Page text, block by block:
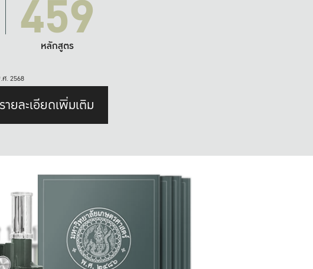
459
หลักสูตร
. 2568
รายละเอียดเพิ่มเติม